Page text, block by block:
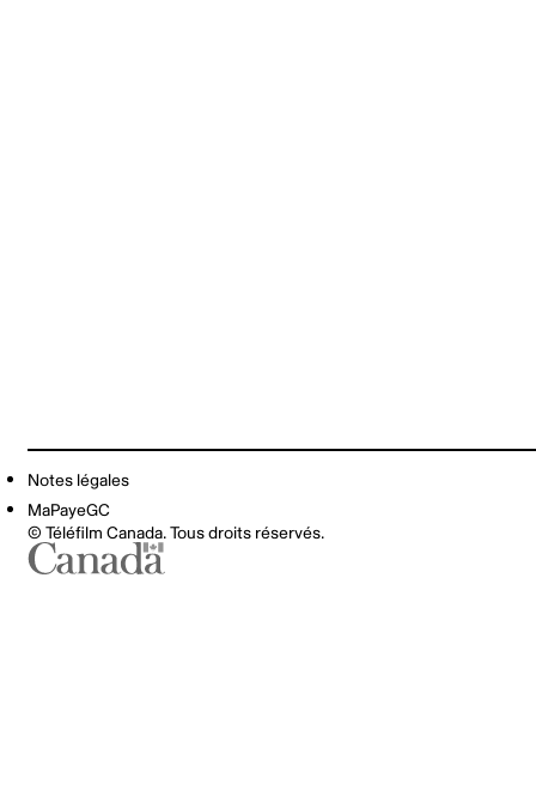
Notes légales
MaPayeGC
© Téléfilm Canada. Tous droits réservés.